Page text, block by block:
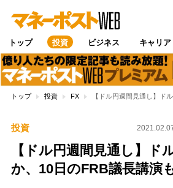
トップ 投資 ビジネス キャリア
トップ 投資 FX 【ドル円週間見通し】ド
投資
【ドル円週間見通し】ド
か、10日のFRB議長講演